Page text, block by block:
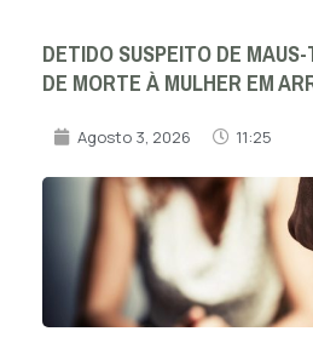
DETIDO SUSPEITO DE
DE MORTE À MULHER EM
Agosto 3, 2026 11:25